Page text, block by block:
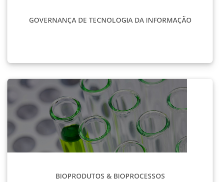
GOVERNANÇA DE TECNOLOGIA DA INFORMAÇÃO
BIOPRODUTOS & BIOPROCESSOS